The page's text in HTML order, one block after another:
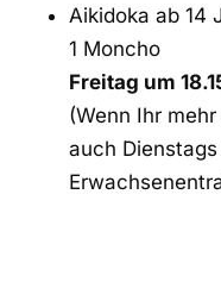
Aikidoka ab 14
1 Moncho
Freitag um
(Wenn Ihr
auch